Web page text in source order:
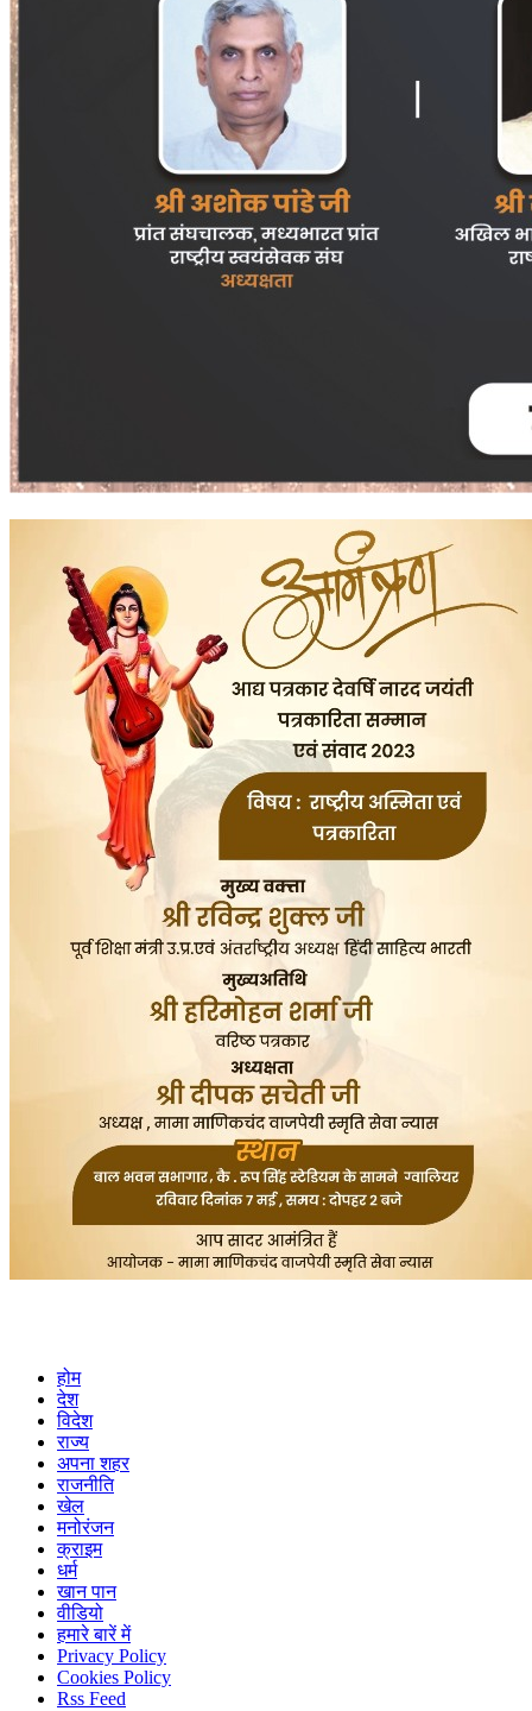
होम
देश
विदेश
राज्य
अपना शहर
राजनीति
खेल
मनोरंजन
क्राइम
धर्म
खान पान
वीडियो
हमारे बारें में
Privacy Policy
Cookies Policy
Rss Feed